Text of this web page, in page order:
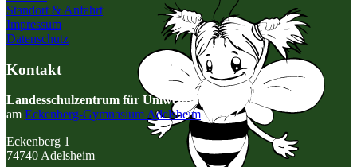
Standort & Anfahrt
Impressum
Datenschutz
Kontakt
Landesschulzentrum für Umweltbildung
am Eckenberg-Gymnasium Adelsheim
Eckenberg 1
74740 Adelsheim